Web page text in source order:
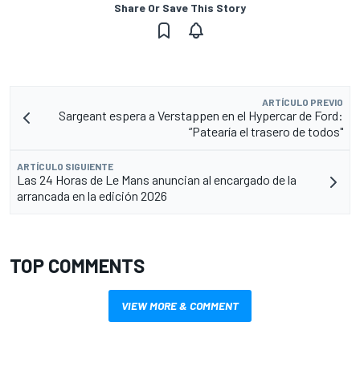
Share Or Save This Story
ARTÍCULO PREVIO
Sargeant espera a Verstappen en el Hypercar de Ford:
“Patearía el trasero de todos"
ARTÍCULO SIGUIENTE
Las 24 Horas de Le Mans anuncian al encargado de la
arrancada en la edición 2026
TOP COMMENTS
VIEW MORE & COMMENT